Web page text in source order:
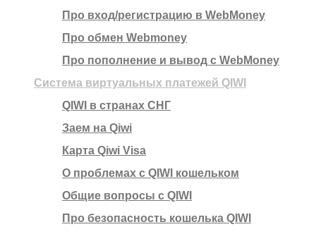
Про вход/регистрацию в WebMoney
Про обмен Webmoney
Про пополнение и вывод с WebMoney
Система виртуальных платежей QIWI
QIWI в странах СНГ
Заем на Qiwi
Карта Qiwi Visa
О проблемах с QIWI кошельком
Общие вопросы с QIWI
Про безопасность кошелька QIWI